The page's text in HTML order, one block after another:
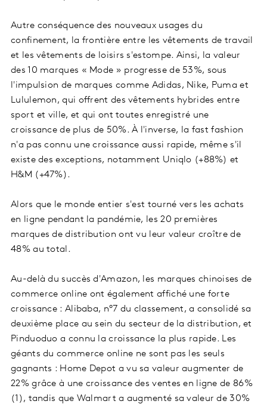
Autre conséquence des nouveaux usages du
confinement, la frontière entre les vêtements de travail
et les vêtements de loisirs s'estompe. Ainsi, la valeur
des 10 marques « Mode » progresse de 53%, sous
l'impulsion de marques comme Adidas, Nike, Puma et
Lululemon, qui offrent des vêtements hybrides entre
sport et ville, et qui ont toutes enregistré une
croissance de plus de 50%. À l'inverse, la fast fashion
n'a pas connu une croissance aussi rapide, même s'il
existe des exceptions, notamment Uniqlo (+88%) et
H&M (+47%).
Alors que le monde entier s'est tourné vers les achats
en ligne pendant la pandémie, les 20 premières
marques de distribution ont vu leur valeur croître de
48% au total.
Au-delà du succès d'Amazon, les marques chinoises de
commerce online ont également affiché une forte
croissance : Alibaba, n°7 du classement, a consolidé sa
deuxième place au sein du secteur de la distribution, et
Pinduoduo a connu la croissance la plus rapide. Les
géants du commerce online ne sont pas les seuls
gagnants : Home Depot a vu sa valeur augmenter de
22% grâce à une croissance des ventes en ligne de 86%
(1), tandis que Walmart a augmenté sa valeur de 30%